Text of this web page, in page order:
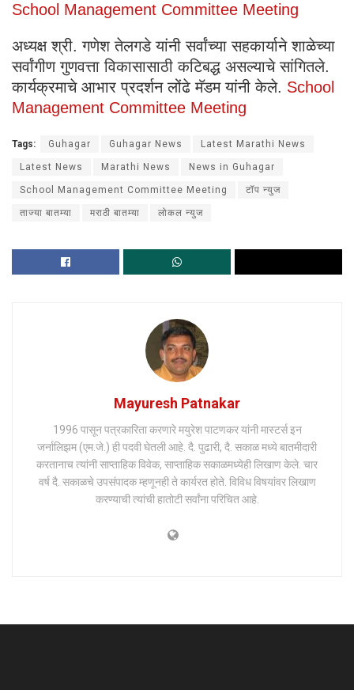
School Management Committee Meeting
अध्यक्ष श्री. गणेश तेलगडे यांनी सर्वांच्या सहकार्याने शाळेच्या
सर्वांगीण गुणवत्ता विकासासाठी कटिबद्ध असल्याचे सांगितले.
कार्यक्रमाचे आभार प्रदर्शन लोंढे मॅडम यांनी केले. School
Management Committee Meeting
Tags: Guhagar Guhagar News Latest Marathi News
Latest News Marathi News News in Guhagar
School Management Committee Meeting टॉप न्युज
ताज्या बातम्या मराठी बातम्या लोकल न्युज
Mayuresh Patnakar
1996 पासून पत्रकारिता करणारे मयुरेश पाटणकर यांनी मास्टर्स इन
जर्नालिझम (एम.जे.) ही पदवी घेतली आहे. दै. पुढारी, दै. सकाळ मध्ये बातमीदारी
करतानाच त्यांनी साप्ताहिक विवेक, साप्ताहिक सकाळमध्येही लिखाण केले. चार
वर्ष दै. सकाळचे उपसंपादक म्हणूनही ते कार्यरत होते. विविध विषयांवर लिखाण
करण्याची त्यांची हातोटी सर्वांना परिचित आहे.